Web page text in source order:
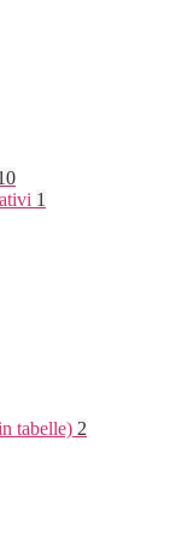
1
tabelle) 2